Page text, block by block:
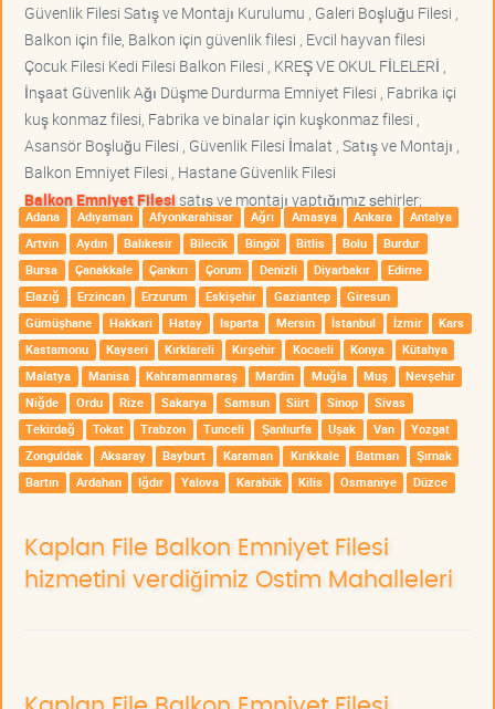
Güvenlik Filesi Satış ve Montajı Kurulumu , Galeri Boşluğu Filesi ,
Balkon için file, Balkon için güvenlik filesi , Evcil hayvan filesi
Çocuk Filesi Kedi Filesi Balkon Filesi , KREŞ VE OKUL FİLELERİ ,
İnşaat Güvenlik Ağı Düşme Durdurma Emniyet Filesi , Fabrika içi
kuş konmaz filesi, Fabrika ve binalar için kuşkonmaz filesi ,
Asansör Boşluğu Filesi , Güvenlik Filesi İmalat , Satış ve Montajı ,
Balkon Emniyet Filesi , Hastane Güvenlik Filesi
Balkon Emniyet Filesisatış ve montajı yaptığımız şehirler;
Adana Adıyaman Afyonkarahisar Ağrı Amasya Ankara
Antalya
Artvin
Aydın Balıkesir Bilecik Bingöl Bitlis Bolu
Burdur
Bursa
Çanakkale Çankırı Çorum Denizli Diyarbakır
Edirne
Elazığ
Erzincan Erzurum Eskişehir Gaziantep
Giresun
Gümüşhane
Hakkari Hatay Isparta Mersin İstanbul İzmir
Kars
Kastamonu
Kayseri Kırklareli Kırşehir Kocaeli Konya
Kütahya
Malatya
Manisa Kahramanmaraş Mardin Muğla Muş
Nevşehir
Niğde
Ordu Rize Sakarya Samsun Siirt Sinop
Sivas
Tekirdağ
Tokat Trabzon Tunceli Şanlıurfa Uşak Van
Yozgat
Zonguldak
Aksaray Bayburt Karaman Kırıkkale Batman
Şırnak
Bartın
Ardahan Iğdır Yalova Karabük Kilis Osmaniye Düzce
Kaplan File Balkon Emniyet Filesi
hizmetini verdiğimiz Ostim Mahalleleri